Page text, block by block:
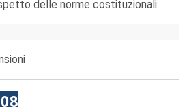
delle norme costituzionali